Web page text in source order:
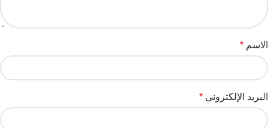
الاسم *
البريد الإلكتروني *